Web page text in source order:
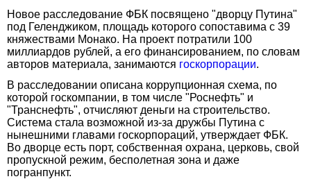
Новое расследование ФБК посвящено "дворцу Путина"
под Геленджиком, площадь которого сопоставима с 39
княжествами Монако. На проект потратили 100
миллиардов рублей, а его финансированием, по словам
авторов материала, занимаются госкорпорации.
В расследовании описана коррупционная схема, по
которой госкомпании, в том числе "Роснефть" и
"Транснефть", отчисляют деньги на строительство.
Система стала возможной из-за дружбы Путина с
нынешними главами госкорпораций, утверждает ФБК.
Во дворце есть порт, собственная охрана, церковь, свой
пропускной режим, бесполетная зона и даже
погранпункт.